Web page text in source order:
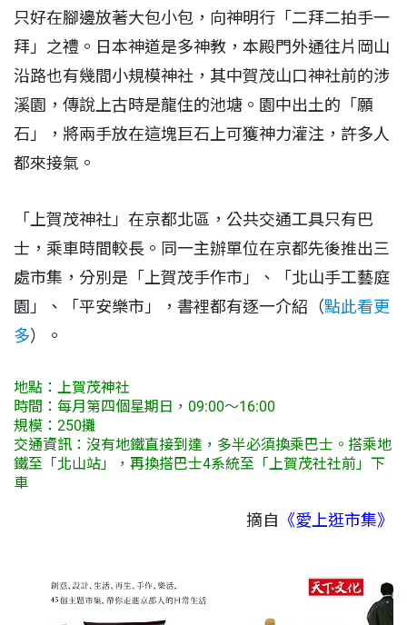
只好在腳邊放著大包小包，向神明行「二拜二拍手一
拜」之禮。日本神道是多神教，本殿門外通往片岡山
沿路也有幾間小規模神社，其中賀茂山口神社前的涉
溪園，傳說上古時是龍住的池塘。園中出土的「願
石」，將兩手放在這塊巨石上可獲神力灌注，許多人
都來接氣。
「上賀茂神社」在京都北區，公共交通工具只有巴
士，乘車時間較長。同一主辦單位在京都先後推出三
處市集，分別是「上賀茂手作市」、「北山手工藝庭
園」、「平安樂市」，書裡都有逐一介紹（點此看更
多）。
地點：上賀茂神社
時間：每月第四個星期日，09:00～16:00
規模：250攤
交通資訊：沒有地鐵直接到達，多半必須換乘巴士。搭乘地
鐵至「北山站」，再換搭巴士4系統至「上賀茂社社前」下
車
摘自 《愛上逛市集》